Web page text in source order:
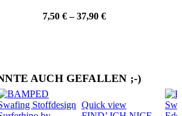
7,50 €–37,90 €
AUCH GEFALLEN ;-)
Quick view